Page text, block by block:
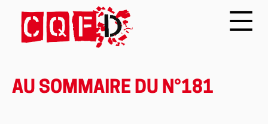
AU SOMMAIRE DU N°181